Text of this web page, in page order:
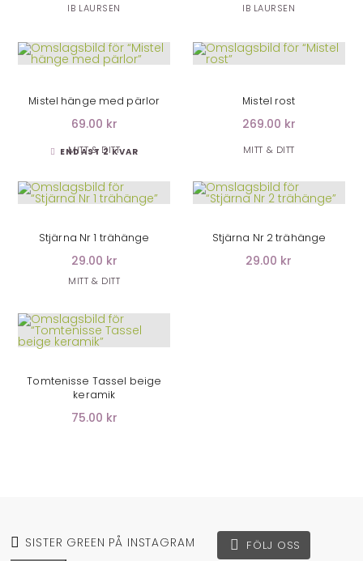
IB LAURSEN
Mistel hänge med pärlor
69.00 kr
ENDAST 2 KVAR
IB LAURSEN
Mistel rost
269.00 kr
MITT & DITT
Stjärna Nr 1 trähänge
29.00 kr
MITT & DITT
Stjärna Nr 2 trähänge
29.00 kr
MITT & DITT
Tomtenisse Tassel beige
keramik
75.00 kr
SISTER GREEN PÅ INSTAGRAM FÖLJ OSS